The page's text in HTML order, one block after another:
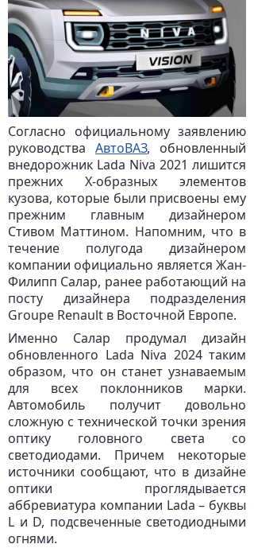
Согласно официальному заявлению
руководства АвтоВАЗ, обновленный
внедорожник Lada Niva 2021 лишится
прежних Х-образных элементов
кузова, которые были присвоены ему
прежним главным дизайнером
Стивом Маттином. Напомним, что в
течение полугода дизайнером
компании официально является Жан-
Филипп Салар, ранее работающий на
посту дизайнера подразделения
Groupe Renault в Восточной Европе.
Именно Салар продумал дизайн
обновленного Lada Niva 2024 таким
образом, что он станет узнаваемым
для всех поклонников марки.
Автомобиль получит довольно
сложную с технической точки зрения
оптику головного света со
светодиодами. Причем некоторые
источники сообщают, что в дизайне
оптики проглядывается
аббревиатура компании Lada – буквы
L и D, подсвеченные светодиодными
огнями.